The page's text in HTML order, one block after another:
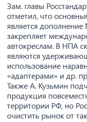
Зам. главы
отметил, что
является
закрепляет
автокреслам. В НПА
являются
использование
«адаптерами» и др.
Также А. Кузьмин
продукция
территории РФ, но
очистить рынок от